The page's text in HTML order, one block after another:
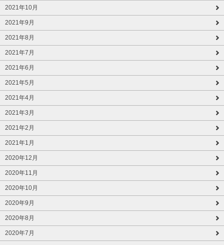
2021年10月
2021年9月
2021年8月
2021年7月
2021年6月
2021年5月
2021年4月
2021年3月
2021年2月
2021年1月
2020年12月
2020年11月
2020年10月
2020年9月
2020年8月
2020年7月